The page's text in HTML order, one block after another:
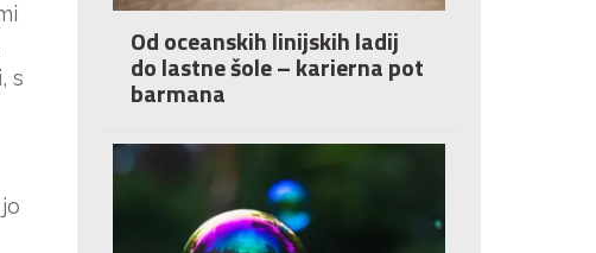
s
Od oceanskih linijskih ladij
do lastne šole – karierna pot
barmana